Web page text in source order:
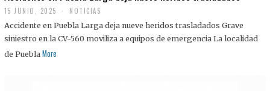
15 JUNIO, 2025 NOTICIAS
Accidente en Puebla Larga deja nueve heridos trasladados Grave
siniestro en la CV-560 moviliza a equipos de emergencia La localidad
de Puebla More